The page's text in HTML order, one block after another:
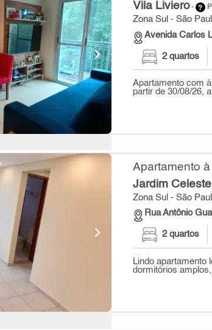
Vila Liviero-
Zona Sul - São
Avenida Carlos
2 quartos
Apartamento com
partir de 30/08/26,
Apartamento
Jardim
Zona Sul - São
Rua Antônio
2 quartos
Lindo apartamento
dormitórios